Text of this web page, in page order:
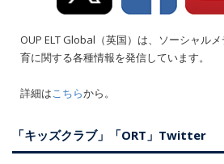
OUP ELT Global（英国）は、ソーシャル
育に関する各種情報を発信しています。
詳細はこちらから。
「キッズクラブ」「ORT」Twitter